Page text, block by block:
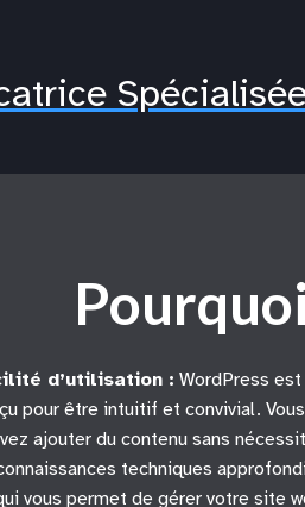
d’utilisation : WordPress est
pour être intuitif et convivial. Vous
ajouter du contenu sans
techniques
vous permet de gérer votre site